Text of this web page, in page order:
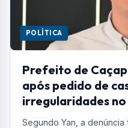
POLÍTICA
Prefeito de
após pedido de
irregularidades
Segundo Yan, a